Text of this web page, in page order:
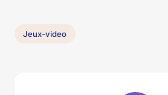
Jeux-video